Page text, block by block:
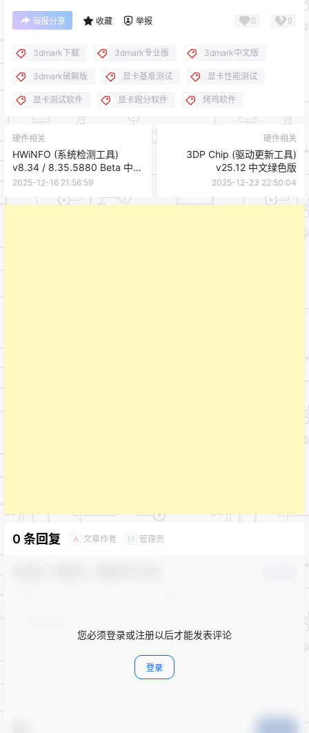
海报分享 收藏 举报 0 0
3dmark下载 3dmark专业版 3dmark中文版
3dmark破解版 显卡基准测试 显卡性能测试
显卡测试软件 显卡跑分软件 烤鸡软件
硬件相关
HWiNFO (系统检测工具)
v8.34 / 8.35.5880 Beta 中文
便携版
2025-12-16 21:56:59
硬件相关
3DP Chip (驱动更新工具)
v25.12 中文绿色版
2025-12-23 22:50:04
0 条回复 A 文章作者 M 管理员
您必须登录或注册以后才能发表评论
登录